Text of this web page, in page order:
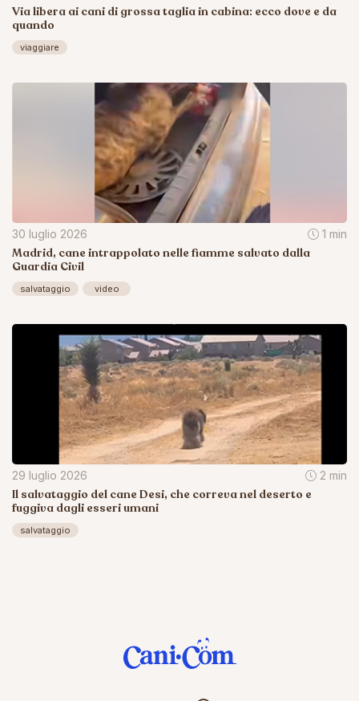
Via libera ai cani di grossa taglia in cabina: ecco dove e da
quando
viaggiare
30 luglio 2026 1 min
Madrid, cane intrappolato nelle fiamme salvato dalla
Guardia Civil
salvataggio video
29 luglio 2026 2 min
Il salvataggio del cane Desi, che correva nel deserto e
fuggiva dagli esseri umani
salvataggio